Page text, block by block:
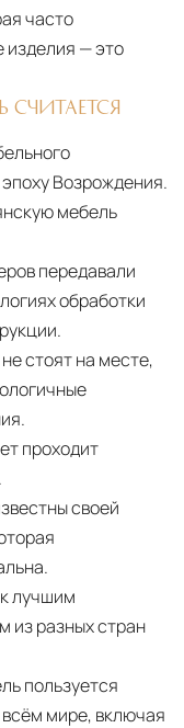
часто
изделия — это
СЧИТАЕТСЯ
Возрождения.
мебель
передавали
обработки
стоят на месте,
проходит
своей
лучшим
из разных стран
пользуется
всём мире, включая